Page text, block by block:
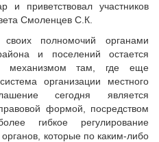
и приветствовал участников
Смоленцев С.К.
полномочий органами
и поселений остается
механизмом там, где еще
организации местного
сегодня является
формой, посредством
гибкое регулирование
которые по каким-либо